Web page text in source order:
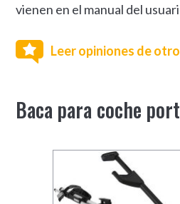
vienen en el manual del
Leer opiniones de
Baca para coche